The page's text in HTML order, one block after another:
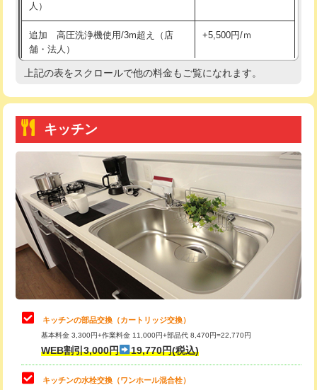
持込商品取付（混合水栓）
持込商品取付（浄水器・分岐水栓） 16,500円
持込商品取付（温水洗浄便座） 22,000円
持込商品取付（普通便座⇔温水洗浄便
22,000円
給水管工事※（ホール加工)
給水管工事※（バンド止め) 3,300円
給水管工事※（支持金具設置) 5,500円
給水管工事※（保温材使用（バンド止
め込み）)
5,500円
給水管工事※（土の掘削・埋め戻し作
11,000円
給水管工事※（塩ビ管（VP・HI）使
用/3ｍまで)
給水管工事※（塩ビ管（VP・HI）使
用（追加）/3ｍ超え)
人）
追加 高圧洗浄機使用/3m超え（店
舗・法人）
+5,500円/ｍ
高度高圧洗浄換 現地調査
トーラー機使用/3mまで
追加トーラー機使用/3m超え +3,300円
カメラ調査 33,000円
桝清掃 8,800円
止水・漏水調査・防水処理・清掃・修
理・調整・分解・加工など（軽作業）
11,000円
止水・漏水調査・防水処理・清掃・修
理・調整・分解・加工など（中作業）
22,000円
止水・漏水調査・防水処理・清掃・修
理・調整・分解・加工など（重作業）
33,000円
お風呂タンク脱着
上記の表をスクロールで他の料金もご覧になれます。
キッチン
キッチンの部品交換（カートリッジ交換）
基本料金 3,300円+作業料金 11,000円+部品代 8,470円=22,770円
WEB割引3,000円 19,770円(税込)
キッチンの水栓交換（ワンホール混合栓）